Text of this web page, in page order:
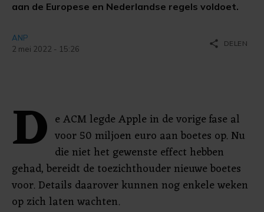
aan de Europese en Nederlandse regels voldoet.
ANP
2 mei 2022 - 15:26
share DELEN
D e ACM legde Apple in de vorige fase al
voor 50 miljoen euro aan boetes op. Nu
die niet het gewenste effect hebben
gehad, bereidt de toezichthouder nieuwe boetes
voor. Details daarover kunnen nog enkele weken
op zich laten wachten.